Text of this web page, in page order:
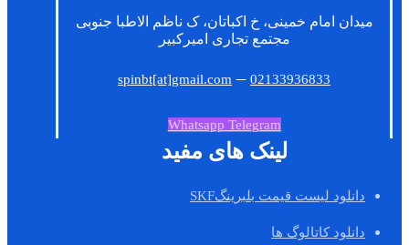
میدان امام خمینی، خ اکباتان، ک ناظم الاطبا جنوبی
مجتمع تجاری امیرکبیر
spinbt[at]gmail.com –02133936833
Whatsapp Telegram
لینک های مفید
دانلود لیست قیمت بلبرینگSKF
دانلود کاتالوگ ها